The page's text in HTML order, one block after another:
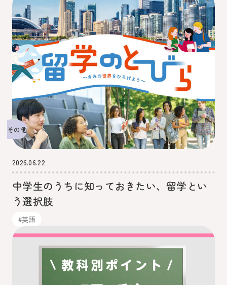
その他
2026.06.22
中学生のうちに知っておきたい、留学とい
う選択肢
#英語